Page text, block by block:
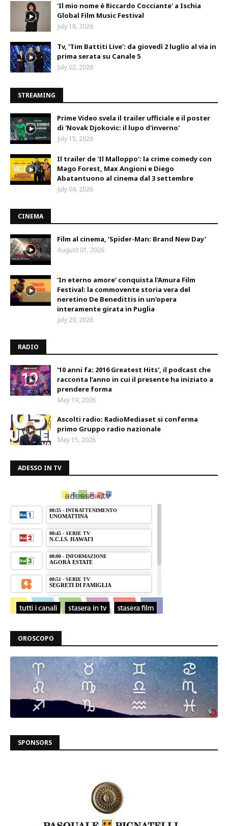
'Il mio nome è Riccardo Cocciante' a Ischia
Global Film Music Festival
July 18, 2026
Tv, 'Tim Battiti Live': da giovedì 2 luglio al via in
prima serata su Canale 5
July 02, 2026
STREAMING
Prime Video svela il trailer ufficiale e il poster
di 'Novak Djokovic: il lupo d'inverno'
July 15, 2026
Il trailer de 'Il Malloppo': la crime comedy con
Mago Forest, Max Angioni e Diego
Abatantuono al cinema dal 3 settembre
July 04, 2026
CINEMA
Film al cinema, 'Spider-Man: Brand New Day'
August 01, 2026
'In eterno amore' conquista l'Amura Film
Festival: la commovente storia vera del
neretino De Benedittis in un'opera
interamente girata in Puglia
July 29, 2026
RADIO
'10 anni fa: 2016 Greatest Hits', il podcast che
racconta l’anno in cui il presente ha iniziato a
prendere forma
May 19, 2026
Ascolti radio: RadioMediaset si conferma
primo Gruppo radio nazionale
May 15, 2026
ADESSO IN TV
OROSCOPO
SPONSORS